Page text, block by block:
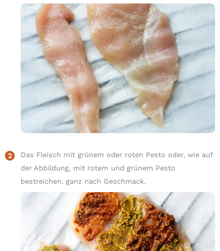
Das Fleisch mit grünem oder roten Pesto oder, wie auf
der Abbildung, mit rotem und grünem Pesto
bestreichen, ganz nach Geschmack.